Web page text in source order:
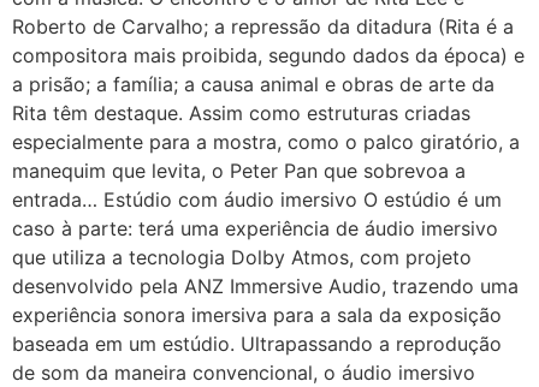
Roberto de Carvalho; a repressão da ditadura (Rita é a
compositora mais proibida, segundo dados da época) e
a prisão; a família; a causa animal e obras de arte da
Rita têm destaque. Assim como estruturas criadas
especialmente para a mostra, como o palco giratório, a
manequim que levita, o Peter Pan que sobrevoa a
entrada… Estúdio com áudio imersivo O estúdio é um
caso à parte: terá uma experiência de áudio imersivo
que utiliza a tecnologia Dolby Atmos, com projeto
desenvolvido pela ANZ Immersive Audio, trazendo uma
experiência sonora imersiva para a sala da exposição
baseada em um estúdio. Ultrapassando a reprodução
de som da maneira convencional, o áudio imersivo